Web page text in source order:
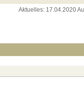
Aktuelles: 17.04.2020